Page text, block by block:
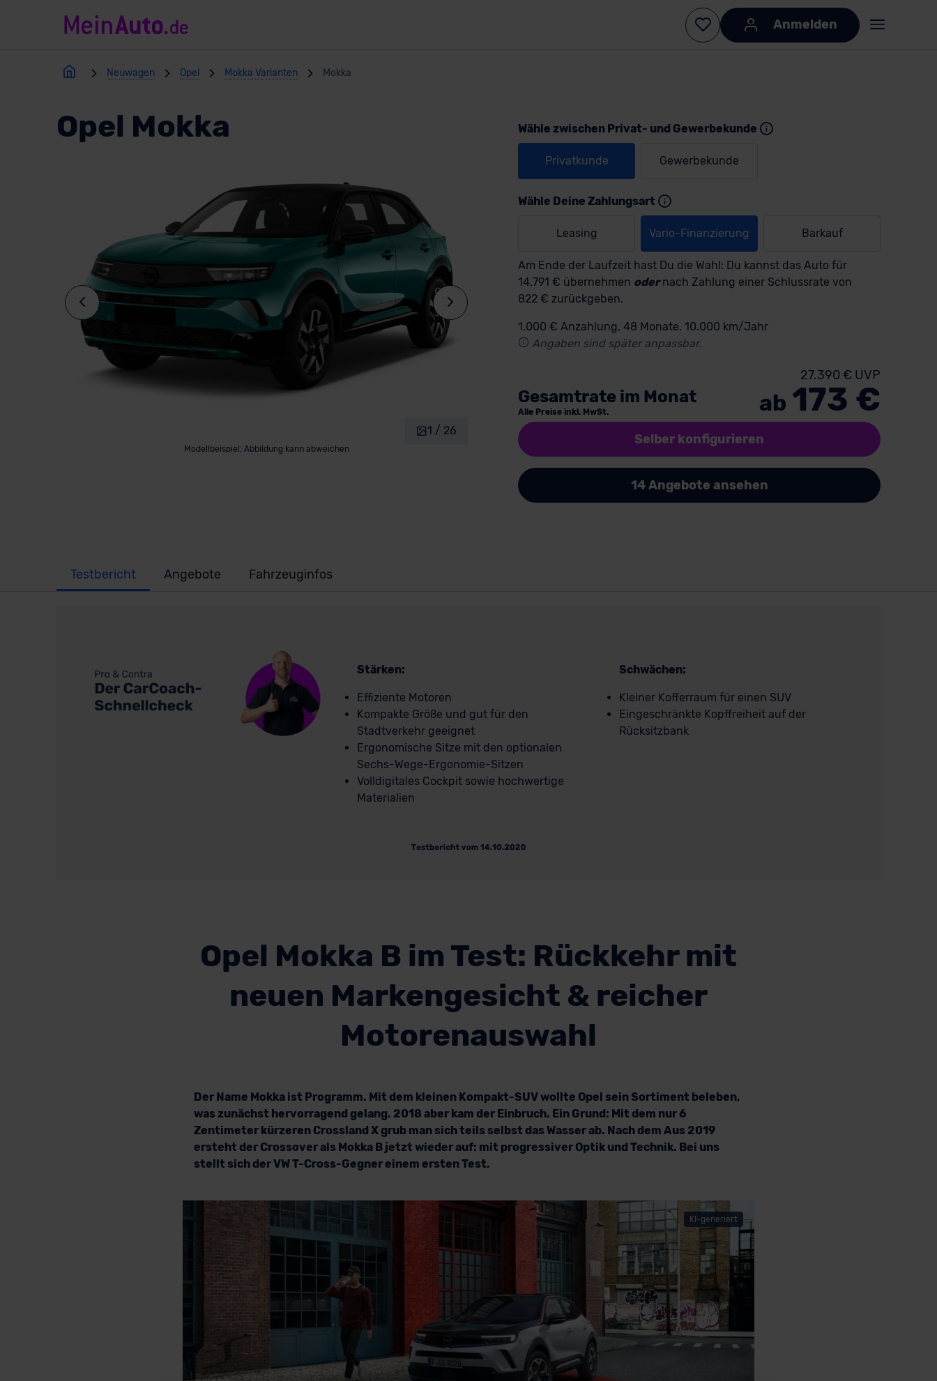
Anmelden
Neuwagen Opel Mokka Varianten Mokka
Opel Mokka
Modellbeispiel: Abbildung kann abweichen
1 / 26
Wähle zwischen Privat- und Gewerbekunde
Privatkunde Gewerbekunde
Wähle Deine Zahlungsart
Leasing Vario-Finanzierung Barkauf
Am Ende der Laufzeit hast Du die Wahl: Du kannst das Auto für
14.791 € übernehmen odernach Zahlung einer Schlussrate von
822 € zurückgeben.
1.000 € Anzahlung, 48 Monate, 10.000 km/Jahr
Angaben sind später anpassbar.
Gesamtrate im Monat
Alle Preise inkl. MwSt.
27.390 € UVP
ab 173 €
Selber konfigurieren
14 Angebote ansehen
Testbericht Angebote Fahrzeuginfos
Stärken:
Effiziente Motoren
Kompakte Größe und gut für den
Stadtverkehr geeignet
Ergonomische Sitze mit den optionalen
Sechs-Wege-Ergonomie-Sitzen
Volldigitales Cockpit sowie hochwertige
Materialien
Schwächen:
Kleiner Kofferraum für einen SUV
Eingeschränkte Kopffreiheit auf der
Rücksitzbank
Opel Mokka B im Test: Rückkehr mit
neuen Markengesicht & reicher
Motorenauswahl
Der Name Mokka ist Programm. Mit dem kleinen Kompakt-SUV wollte Opel sein Sortiment beleben,
was zunächst hervorragend gelang. 2018 aber kam der Einbruch. Ein Grund: Mit dem nur 6
Zentimeter kürzeren Crossland X grub man sich teils selbst das Wasser ab. Nach dem Aus 2019
ersteht der Crossover als Mokka B jetzt wieder auf: mit progressiver Optik und Technik. Bei uns
stellt sich der VW T-Cross-Gegner einem ersten Test.
KI-generiert